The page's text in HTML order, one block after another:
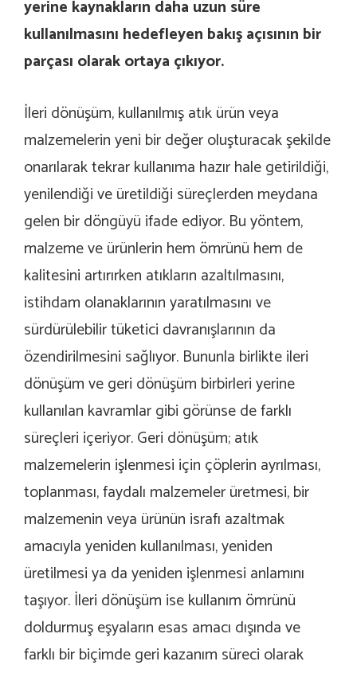
yerine kaynakların daha uzun süre
kullanılmasını hedefleyen bakış açısının bir
parçası olarak ortaya çıkıyor.
İleri dönüşüm, kullanılmış atık ürün veya
malzemelerin yeni bir değer oluşturacak şekilde
onarılarak tekrar kullanıma hazır hale getirildiği,
yenilendiği ve üretildiği süreçlerden meydana
gelen bir döngüyü ifade ediyor. Bu yöntem,
malzeme ve ürünlerin hem ömrünü hem de
kalitesini artırırken atıkların azaltılmasını,
istihdam olanaklarının yaratılmasını ve
sürdürülebilir tüketici davranışlarının da
özendirilmesini sağlıyor. Bununla birlikte ileri
dönüşüm ve geri dönüşüm birbirleri yerine
kullanılan kavramlar gibi görünse de farklı
süreçleri içeriyor. Geri dönüşüm; atık
malzemelerin işlenmesi için çöplerin ayrılması,
toplanması, faydalı malzemeler üretmesi, bir
malzemenin veya ürünün israfı azaltmak
amacıyla yeniden kullanılması, yeniden
üretilmesi ya da yeniden işlenmesi anlamını
taşıyor. İleri dönüşüm ise kullanım ömrünü
doldurmuş eşyaların esas amacı dışında ve
farklı bir biçimde geri kazanım süreci olarak